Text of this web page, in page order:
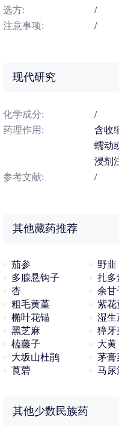
选方:
/
注意事项:
/
现代研究
化学成分:
/
药理作用:
含收
蠕动
浸剂
参考文献:
/
其他藏药推荐
茄参
野韭
多腺悬钩子
扎多
杏
余甘
粗毛黄堇
紫花
椭叶花锚
湿生
黑芝麻
獐牙
榼藤子
大黄
大坂山杜鹃
茅膏
莨菪
马尿
其他少数民族药